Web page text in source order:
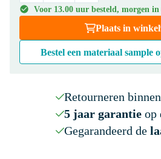
Voor 13.00 uur besteld, morgen in
Plaats in
Bestel een materiaal sample
Retourneren binnen
5 jaar garantieop
Gegarandeerd de